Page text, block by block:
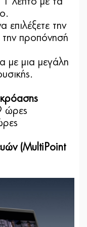
επιλέξετε την
την προπόνησή
με μια μεγάλη
ώρες
(MultiPoint